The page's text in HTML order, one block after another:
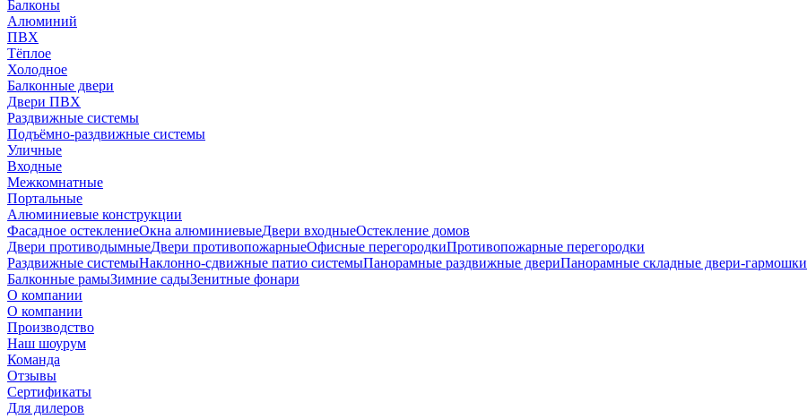
Балконы
Алюминий
ПВХ
Тёплое
Холодное
Балконные двери
Двери ПВХ
Раздвижные системы
Подъёмно-раздвижные системы
Уличные
Входные
Межкомнатные
Портальные
Алюминиевые конструкции
Фасадное остеклениеОкна алюминиевыеДвери входныеОстекление домов
Двери противодымныеДвери противопожарныеОфисные перегородкиПротивопожарные перегородки
Раздвижные системыНаклонно-сдвижные патио системыПанорамные раздвижные двериПанорамные складные двери-гармошки
Балконные рамыЗимние садыЗенитные фонари
О компании
О компании
Производство
Наш шоурум
Команда
Отзывы
Сертификаты
Для дилеров